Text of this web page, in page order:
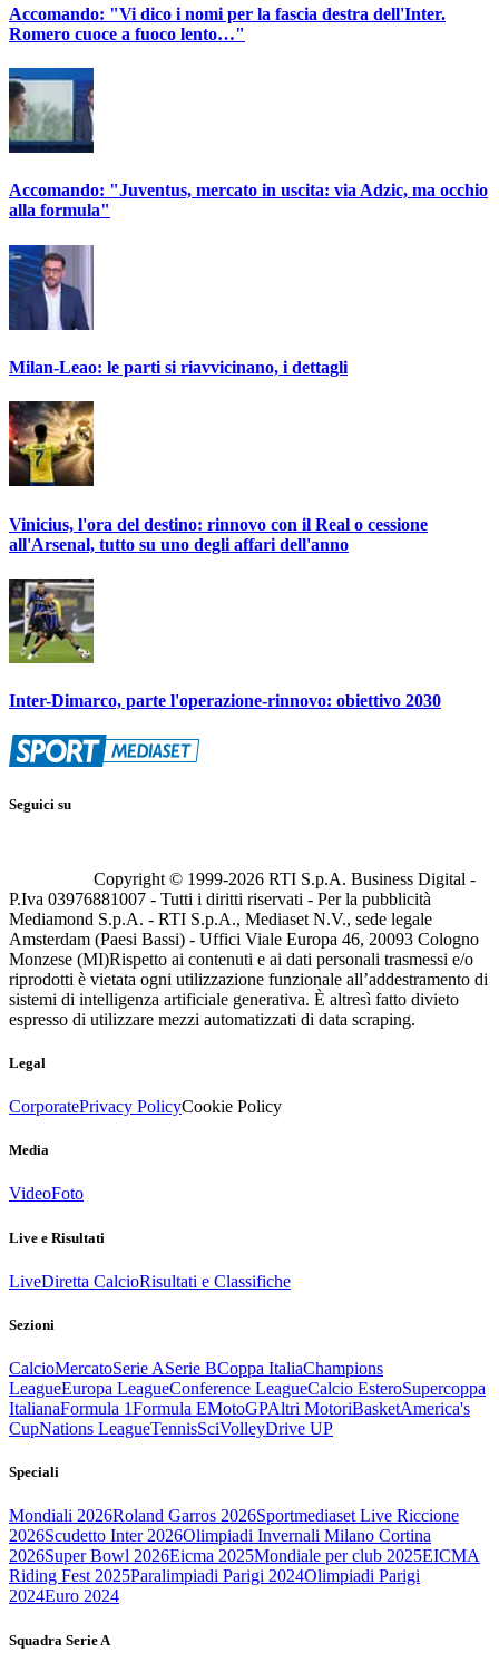
Accomando: "Vi dico i nomi per la fascia destra dell'Inter.
Romero cuoce a fuoco lento…"
Accomando: "Juventus, mercato in uscita: via Adzic, ma occhio
alla formula"
Milan-Leao: le parti si riavvicinano, i dettagli
Vinicius, l'ora del destino: rinnovo con il Real o cessione
all'Arsenal, tutto su uno degli affari dell'anno
Inter-Dimarco, parte l'operazione-rinnovo: obiettivo 2030
Seguici su
Copyright © 1999-2026 RTI S.p.A. Business Digital -
P.Iva 03976881007 - Tutti i diritti riservati - Per la pubblicità
Mediamond S.p.A. - RTI S.p.A., Mediaset N.V., sede legale
Amsterdam (Paesi Bassi) - Uffici Viale Europa 46, 20093 Cologno
Monzese (MI)Rispetto ai contenuti e ai dati personali trasmessi e/o
riprodotti è vietata ogni utilizzazione funzionale all’addestramento di
sistemi di intelligenza artificiale generativa. È altresì fatto divieto
espresso di utilizzare mezzi automatizzati di data scraping.
Legal
CorporatePrivacy PolicyCookie Policy
Media
VideoFoto
Live e Risultati
LiveDiretta CalcioRisultati e Classifiche
Sezioni
CalcioMercatoSerie ASerie BCoppa ItaliaChampions
LeagueEuropa LeagueConference LeagueCalcio EsteroSupercoppa
ItalianaFormula 1Formula EMotoGPAltri MotoriBasketAmerica's
CupNations LeagueTennisSciVolleyDrive UP
Speciali
Mondiali 2026Roland Garros 2026Sportmediaset Live Riccione
2026Scudetto Inter 2026Olimpiadi Invernali Milano Cortina
2026Super Bowl 2026Eicma 2025Mondiale per club 2025EICMA
Riding Fest 2025Paralimpiadi Parigi 2024Olimpiadi Parigi
2024Euro 2024
Squadra Serie A